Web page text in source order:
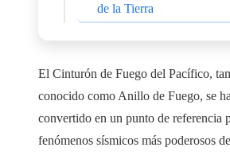
de la Tierra
El Cinturón de Fuego del Pacífico,
conocido como Anillo de Fuego, se ha
convertido en un punto de referencia
fenómenos sísmicos más poderosos